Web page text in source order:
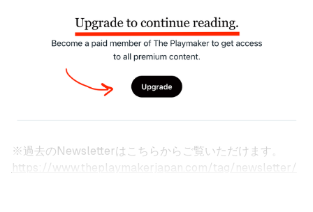
※過去のNewsletterはこちらからご覧いただけます。
https://www.theplaymakerjapan.com/tag/newsletter/